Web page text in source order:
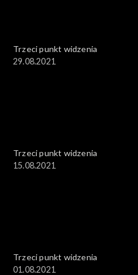
Trzeci punkt widzenia
29.08.2021
Trzeci punkt widzenia
15.08.2021
Trzeci punkt widzenia
01.08.2021